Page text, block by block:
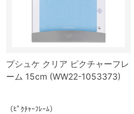
プシュケ クリア ピクチャーフレ
ーム 15cm (WW22-1053373)
（ﾋﾟｸﾁｬｰﾌﾚｰﾑ）